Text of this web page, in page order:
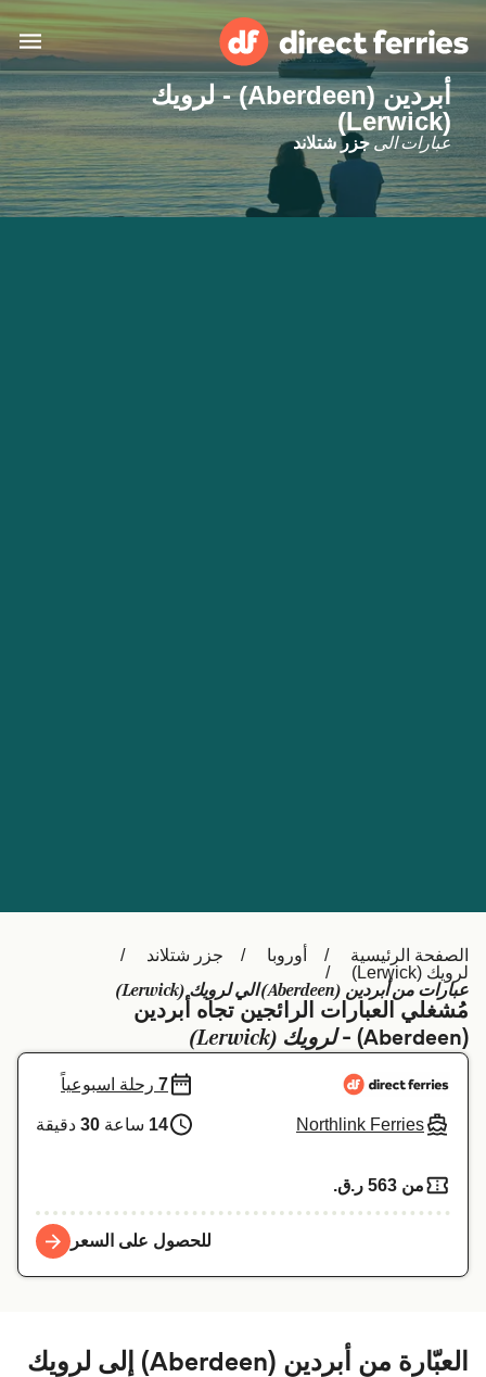
البلدان
تذاكر العبّارة
België (NL)
Ελλάδα
Belgique (FR)
Polska
Deutschland
Schweiz (DE)
Norge
Україна
Indonesia
Maroc (FR)
أبردين (Aberdeen) - لرویك
(Lerwick)
عبارات الى جزر شتلاند
الصفحة الرئيسية أوروبا
جزر شتلاند
لرویك (Lerwick)
عبارات من أبردين (Aberdeen) الي لرویك (Lerwick)
مُشغلي العبارات الرائجين تجاه أبردين
(Aberdeen) -
لرویك (Lerwick)
Northlink Ferries
7 رحلة اسبوعياً
14 ساعة 30 دقيقة
من 563 ر.ق.‏
للحصول على السعر
العبّارة من أبردين (Aberdeen) إلى لرویك